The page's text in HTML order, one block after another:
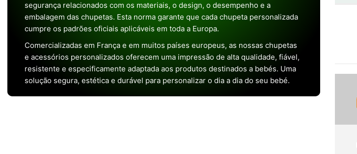
segurança relacionados com os materiais, o design, o desempenho e a
embalagem das chupetas. Esta norma garante que cada chupeta personalizada
cumpre os padrões oficiais aplicáveis em toda a Europa.
Comercializadas em França e em muitos países europeus, as nossas chupetas
e acessórios personalizados oferecem uma impressão de alta qualidade, fiável,
resistente e especificamente adaptada aos produtos destinados a bebés. Uma
solução segura, estética e durável para personalizar o dia a dia do seu bebé.